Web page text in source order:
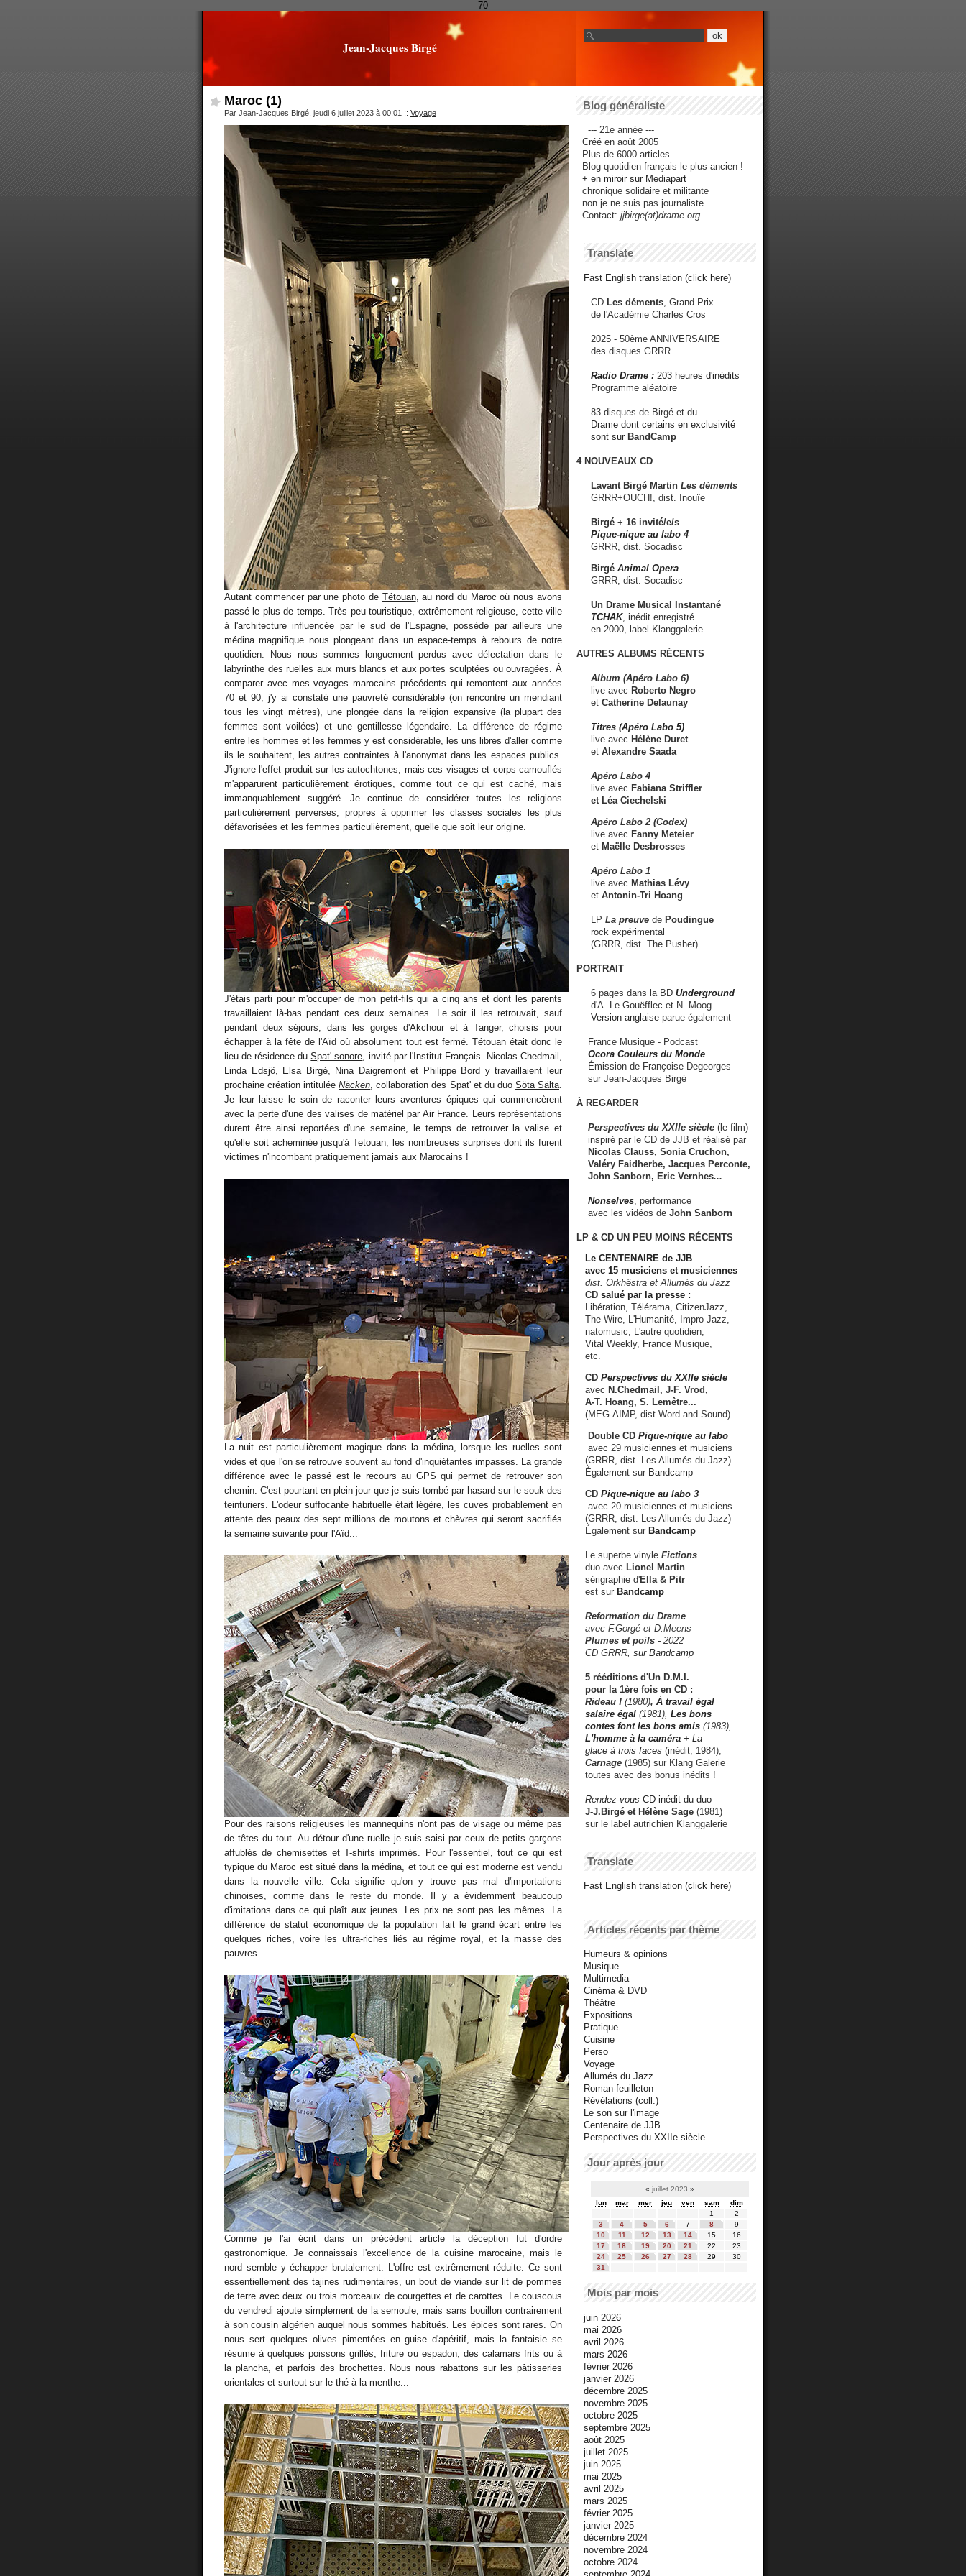
70
Jean-Jacques Birgé
Maroc (1)
Par Jean-Jacques Birgé, jeudi 6 juillet 2023 à 00:01 :: Voyage
Autant commencer par une photo de Tétouan, au nord du Maroc où nous avons
passé le plus de temps. Très peu touristique, extrêmement religieuse, cette ville
à l'architecture influencée par le sud de l'Espagne, possède par ailleurs une
médina magnifique nous plongeant dans un espace-temps à rebours de notre
quotidien. Nous nous sommes longuement perdus avec délectation dans le
labyrinthe des ruelles aux murs blancs et aux portes sculptées ou ouvragées. À
comparer avec mes voyages marocains précédents qui remontent aux années
70 et 90, j'y ai constaté une pauvreté considérable (on rencontre un mendiant
tous les vingt mètres), une plongée dans la religion expansive (la plupart des
femmes sont voilées) et une gentillesse légendaire. La différence de régime
entre les hommes et les femmes y est considérable, les uns libres d'aller comme
ils le souhaitent, les autres contraintes à l'anonymat dans les espaces publics.
J'ignore l'effet produit sur les autochtones, mais ces visages et corps camouflés
m'apparurent particulièrement érotiques, comme tout ce qui est caché, mais
immanquablement suggéré. Je continue de considérer toutes les religions
particulièrement perverses, propres à opprimer les classes sociales les plus
défavorisées et les femmes particulièrement, quelle que soit leur origine.
J'étais parti pour m'occuper de mon petit-fils qui a cinq ans et dont les parents
travaillaient là-bas pendant ces deux semaines. Le soir il les retrouvait, sauf
pendant deux séjours, dans les gorges d'Akchour et à Tanger, choisis pour
échapper à la fête de l'Aïd où absolument tout est fermé. Tétouan était donc le
lieu de résidence duSpat' sonore , invité par l'Institut Français. Nicolas Chedmail,
Linda Edsjö, Elsa Birgé, Nina Daigremont et Philippe Bord y travaillaient leur
prochaine création intituléeNäcken , collaboration des Spat' et du duo Söta Sälta
Je leur laisse le soin de raconter leurs aventures épiques qui commencèrent
avec la perte d'une des valises de matériel par Air France. Leurs représentations
durent être ainsi reportées d'une semaine, le temps de retrouver la valise et
qu'elle soit acheminée jusqu'à Tetouan, les nombreuses surprises dont ils furent
victimes n'incombant pratiquement jamais aux Marocains !
La nuit est particulièrement magique dans la médina, lorsque les ruelles sont
vides et que l'on se retrouve souvent au fond d'inquiétantes impasses. La grande
différence avec le passé est le recours au GPS qui permet de retrouver son
chemin. C'est pourtant en plein jour que je suis tombé par hasard sur le souk des
teinturiers. L'odeur suffocante habituelle était légère, les cuves probablement en
attente des peaux des sept millions de moutons et chèvres qui seront sacrifiés
la semaine suivante pour l'Aïd...
Pour des raisons religieuses les mannequins n'ont pas de visage ou même pas
de têtes du tout. Au détour d'une ruelle je suis saisi par ceux de petits garçons
affublés de chemisettes et T-shirts imprimés. Pour l'essentiel, tout ce qui est
typique du Maroc est situé dans la médina, et tout ce qui est moderne est vendu
dans la nouvelle ville. Cela signifie qu'on y trouve pas mal d'importations
chinoises, comme dans le reste du monde. Il y a évidemment beaucoup
d'imitations dans ce qui plaît aux jeunes. Les prix ne sont pas les mêmes. La
différence de statut économique de la population fait le grand écart entre les
quelques riches, voire les ultra-riches liés au régime royal, et la masse des
pauvres.
Comme je l'ai écrit dans un précédent article la déception fut d'ordre
gastronomique. Je connaissais l'excellence de la cuisine marocaine, mais le
nord semble y échapper brutalement. L'offre est extrêmement réduite. Ce sont
essentiellement des tajines rudimentaires, un bout de viande sur lit de pommes
de terre avec deux ou trois morceaux de courgettes et de carottes. Le couscous
du vendredi ajoute simplement de la semoule, mais sans bouillon contrairement
à son cousin algérien auquel nous sommes habitués. Les épices sont rares. On
nous sert quelques olives pimentées en guise d'apéritif, mais la fantaisie se
résume à quelques poissons grillés, friture ou espadon, des calamars frits ou à
la plancha, et parfois des brochettes. Nous nous rabattons sur les pâtisseries
orientales et surtout sur le thé à la menthe...
Blog généraliste
--- 21e année ---
Créé en août 2005
Plus de 6000 articles
Blog quotidien français le plus ancien !
+ en miroir sur Mediapart
chronique solidaire et militante
non je ne suis pas journaliste
Contact: jjbirge(at)drame.org
Translate
Fast English translation (click here)
CD Les déments , Grand Prix
de l'Académie Charles Cros
2025 - 50ème ANNIVERSAIRE
des disques GRRR
Radio Drame : 203 heures d'inédits
Programme aléatoire
83 disques de Birgé et du
Drame dont certains en exclusivité
sont sur BandCamp
4 NOUVEAUX CD
Lavant Birgé Martin Les déments
GRRR+OUCH!, dist. Inouïe
Birgé + 16 invité/e/s
Pique-nique au labo 4
GRRR, dist. Socadisc
Birgé Animal Opera
GRRR, dist. Socadisc
Un Drame Musical Instantané
TCHAK, inédit enregistré
en 2000, label Klanggalerie
AUTRES ALBUMS RÉCENTS
Album (Apéro Labo 6)
live avec Roberto Negro
et Catherine Delaunay
Titres (Apéro Labo 5)
live avec Hélène Duret
et Alexandre Saada
Apéro Labo 4
live avec Fabiana Striffler
et Léa Ciechelski
Apéro Labo 2 (Codex)
live avec Fanny Meteier
et Maëlle Desbrosses
Apéro Labo 1
live avec Mathias Lévy
et Antonin-Tri Hoang
LP La preuve de Poudingue
rock expérimental
(GRRR, dist. The Pusher)
PORTRAIT
6 pages dans la BD Underground
d'A. Le Gouëfflec et N. Moog
Version anglaise parue également
France Musique - Podcast
Ocora Couleurs du Monde
Émission de Françoise Degeorges
sur Jean-Jacques Birgé
À REGARDER
Perspectives du XXIIe siècle (le film)
inspiré par le CD de JJB et réalisé par
Nicolas Clauss, Sonia Cruchon,
Valéry Faidherbe, Jacques Perconte,
John Sanborn, Eric Vernhes...
Nonselves , performance
avec les vidéos de John Sanborn
LP & CD UN PEU MOINS RÉCENTS
Le CENTENAIRE de JJB
avec 15 musiciens et musiciennes
dist. Orkhêstra et Allumés du Jazz
CD salué par la presse :
Libération, Télérama, CitizenJazz,
The Wire, L'Humanité, Impro Jazz,
natomusic, L'autre quotidien,
Vital Weekly, France Musique,
etc.
CD Perspectives du XXIIe siècle
avec N.Chedmail, J-F. Vrod,
A-T. Hoang, S. Lemêtre...
(MEG-AIMP, dist.Word and Sound)
Double CD Pique-nique au labo
avec 29 musiciennes et musiciens
(GRRR, dist. Les Allumés du Jazz)
Également sur Bandcamp
CD Pique-nique au labo 3
avec 20 musiciennes et musiciens
(GRRR, dist. Les Allumés du Jazz)
Également sur Bandcamp
Le superbe vinyle Fictions
duo avec Lionel Martin
sérigraphie d'Ella & Pitr
est sur Bandcamp
Reformation du Drame
avec F.Gorgé et D.Meens
Plumes et poils - 2022
CD GRRR, sur Bandcamp
5 rééditions d'Un D.M.I.
pour la 1ère fois en CD :
Rideau ! (1980), À travail égal
salaire égal (1981), Les bons
contes font les bons amis (1983),
L'homme à la caméra + La
glace à trois faces (inédit, 1984),
Carnage (1985) sur Klang Galerie
toutes avec des bonus inédits !
Rendez-vous CD inédit du duo
J-J.Birgé et Hélène Sage (1981)
sur le label autrichien Klanggalerie
Translate
Fast English translation (click here)
Articles récents par thème
Humeurs & opinions
Musique
Multimedia
Cinéma & DVD
Théâtre
Expositions
Pratique
Cuisine
Perso
Voyage
Allumés du Jazz
Roman-feuilleton
Révélations (coll.)
Le son sur l'image
Centenaire de JJB
Perspectives du XXIIe siècle
Jour après jour
« juillet 2023 »
lun
mar mer jeu ven sam
dim
1
2
3
4 5 6 7 8
9
10
11 12 13 14 15
16
17
18 19 20 21 22
23
24
25 26 27 28 29
30
31
Mois par mois
juin 2026
mai 2026
avril 2026
mars 2026
février 2026
janvier 2026
décembre 2025
novembre 2025
octobre 2025
septembre 2025
août 2025
juillet 2025
juin 2025
mai 2025
avril 2025
mars 2025
février 2025
janvier 2025
décembre 2024
novembre 2024
octobre 2024